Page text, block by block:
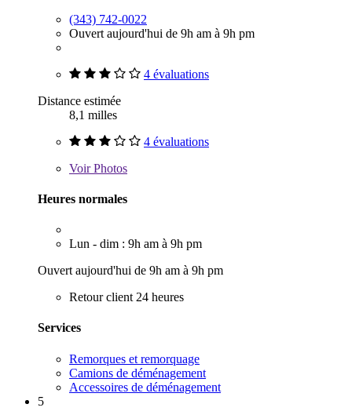
(343) 742-0022
Ouvert aujourd'hui de 9h am à 9h pm
4 évaluations
Distance estimée
8,1 milles
4 évaluations
VoirPhotos
Heures normales
Lun - dim : 9h am à 9h pm
Ouvert aujourd'hui de 9h am à 9h pm
Retour client 24 heures
Services
Remorques et remorquage
Camions de déménagement
Accessoires de déménagement
5